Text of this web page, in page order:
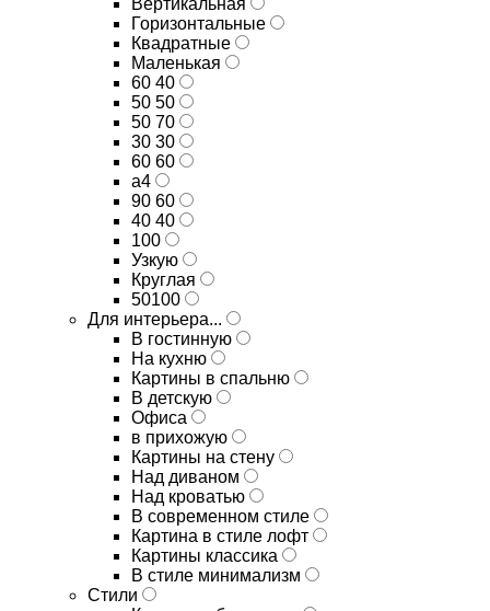
Вертикальная
Горизонтальные
Квадратные
Маленькая
60 40
50 50
50 70
30 30
60 60
а4
90 60
40 40
100
Узкую
Круглая
50100
Для интерьера...
В гостинную
На кухню
Картины в спальню
В детскую
Офиса
в прихожую
Картины на стену
Над диваном
Над кроватью
В современном стиле
Картина в стиле лофт
Картины классика
В стиле минимализм
Стили